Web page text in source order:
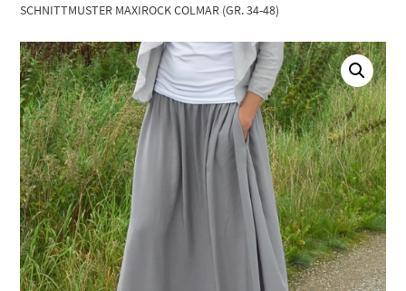
SCHNITTMUSTER MAXIROCK COLMAR (GR. 34-48)